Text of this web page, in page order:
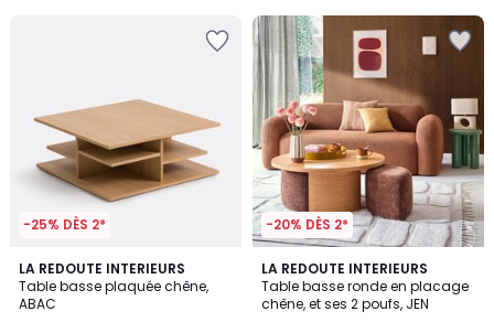
-25% DÈS 2*
LA REDOUTE INTERIEURS
Table basse plaquée chêne,
ABAC
4
/
5
-20% DÈS 2*
LA REDOUTE INTERIEURS
Table basse ronde en placage
chêne, et ses 2 poufs, JEN